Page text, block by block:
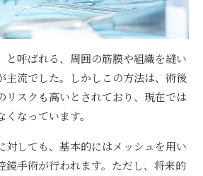
と呼ばれる、周囲の筋膜や組織を縫い
主流でした。しかしこの方法は、術後
リスクも高いとされており、現在では
なっています。
対しても、基本的にはメッシュを用い
鏡手術が行われます。ただし、将来的